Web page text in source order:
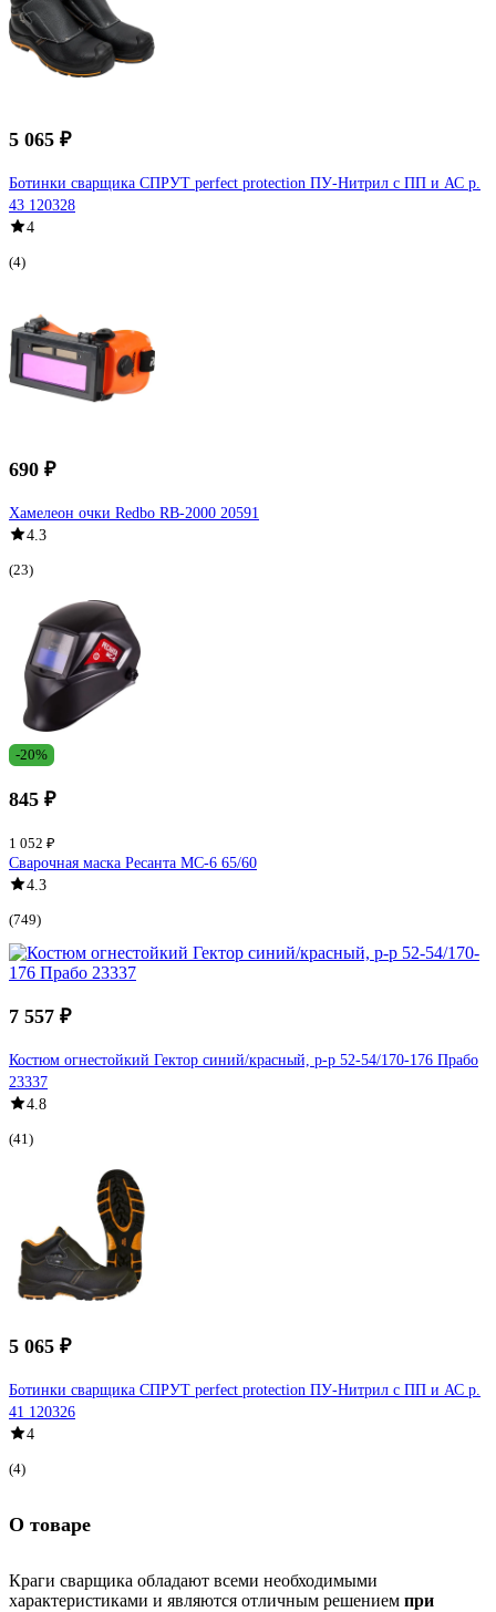
5 065 ₽
Ботинки сварщика СПРУТ perfect protection ПУ-Нитрил с ПП и АС р.
43 120328
4
(4)
690 ₽
Хамелеон очки Redbo RB-2000 20591
4.3
(23)
-20%
845 ₽
1 052 ₽
Сварочная маска Ресанта МС-6 65/60
4.3
(749)
7 557 ₽
Костюм огнестойкий Гектор синий/красный, р-р 52-54/170-176 Прабо
23337
4.8
(41)
5 065 ₽
Ботинки сварщика СПРУТ perfect protection ПУ-Нитрил с ПП и АС р.
41 120326
4
(4)
О товаре
Краги сварщика обладают всеми необходимыми
характеристиками и являются отличным решением при